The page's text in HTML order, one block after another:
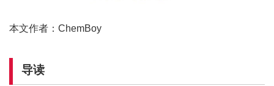
本文作者：ChemBoy
导读